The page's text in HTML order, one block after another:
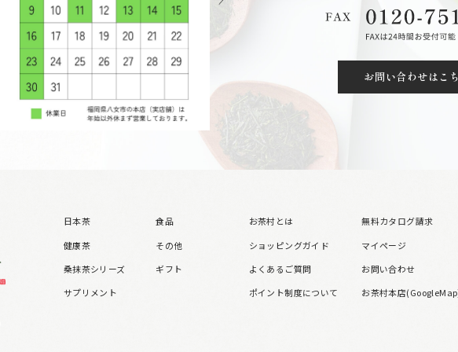
お問い合わせはこ
日本茶
健康茶
桑抹茶シリーズ
サプリメント
食品
その他
ギフト
お茶村とは
ショッピングガイド
よくあるご質問
ポイント制度について
無料カタログ請求
マイページ
お問い合わせ
お茶村本店